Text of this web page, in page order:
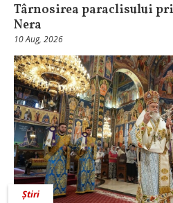
Târnosirea paraclisului
Nera
10 Aug, 2026
Știri